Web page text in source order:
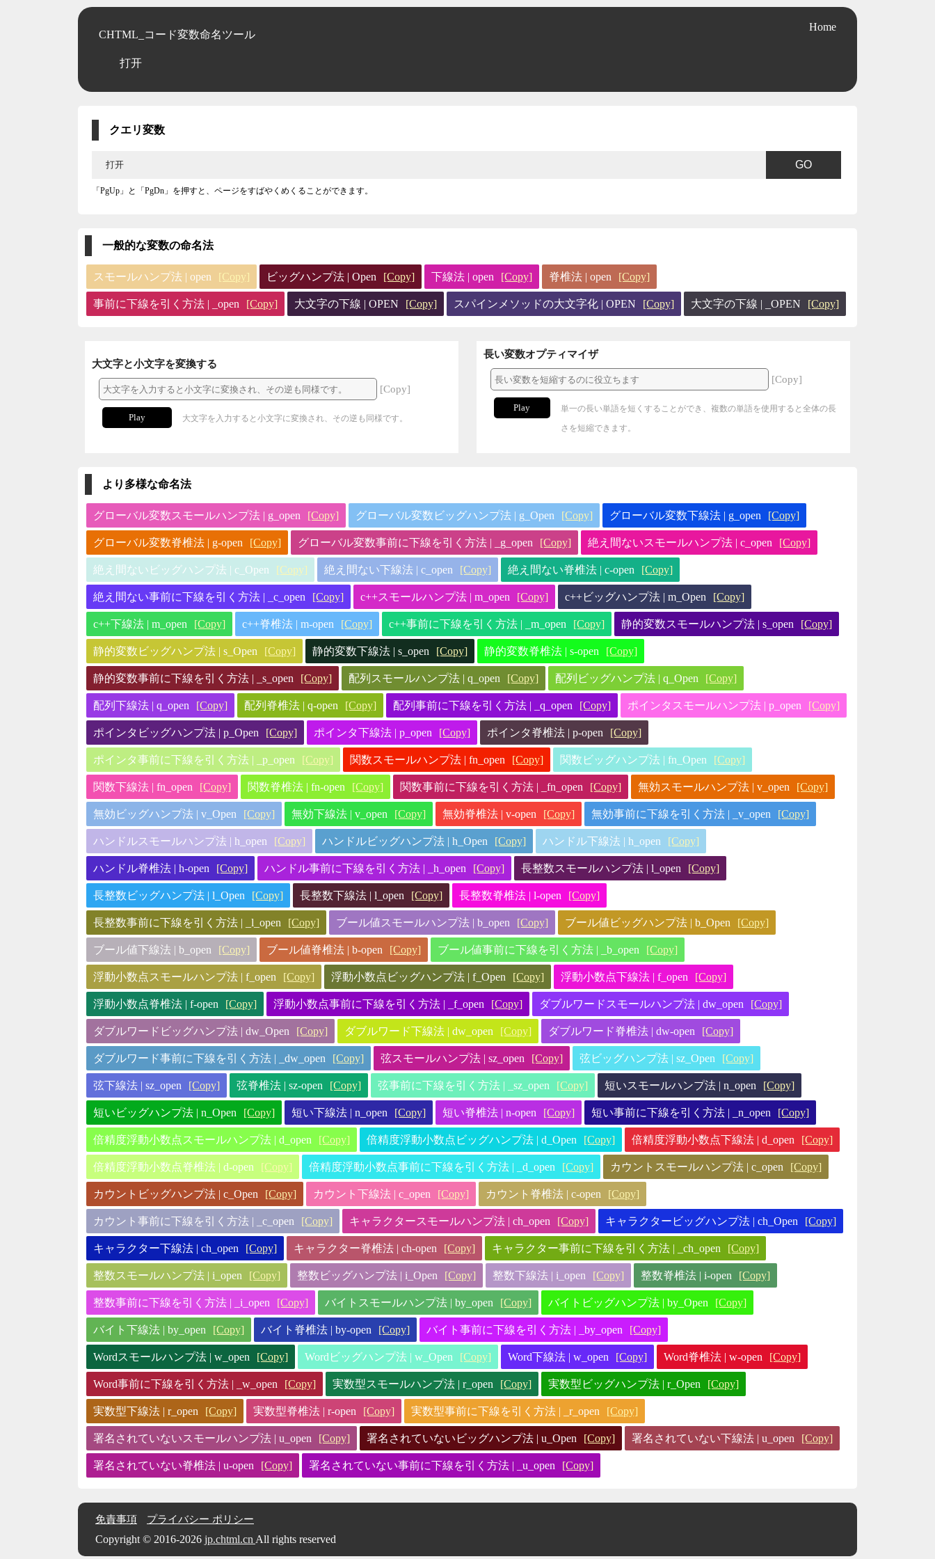
CHTML_コード変数命名ツール
打开
Home
クエリ変数
「PgUp」と「PgDn」を押すと、ページをすばやくめくることができます。
一般的な変数の命名法
スモールハンプ法 | open [Copy] ビッグハンプ法 | Open [Copy] 下線法 | open [Copy] 脊椎法 | open [Copy]
事前に下線を引く方法 | _open [Copy] 大文字の下線 | OPEN [Copy] スパインメソッドの大文字化 | OPEN [Copy] 大文字の下線 | _OPEN [Copy]
大文字と小文字を変換する
[Copy]
Play 大文字を入力すると小文字に変換され、その逆も同様です。
長い変数オプティマイザ
[Copy]
Play
単一の長い単語を短くすることができ、複数の単語を使用すると全体の長
さを短縮できます。
より多様な命名法
グローバル変数スモールハンプ法 | g_open [Copy] グローバル変数ビッグハンプ法 | g_Open [Copy] グローバル変数下線法 | g_open [Copy]
グローバル変数脊椎法 | g-open [Copy] グローバル変数事前に下線を引く方法 | _g_open [Copy] 絶え間ないスモールハンプ法 | c_open [Copy]
絶え間ないビッグハンプ法 | c_Open [Copy] 絶え間ない下線法 | c_open [Copy] 絶え間ない脊椎法 | c-open [Copy]
絶え間ない事前に下線を引く方法 | _c_open [Copy] c++スモールハンプ法 | m_open [Copy] c++ビッグハンプ法 | m_Open [Copy]
c++下線法 | m_open [Copy] c++脊椎法 | m-open [Copy] c++事前に下線を引く方法 | _m_open [Copy] 静的変数スモールハンプ法 | s_open [Copy]
静的変数ビッグハンプ法 | s_Open [Copy] 静的変数下線法 | s_open [Copy] 静的変数脊椎法 | s-open [Copy]
静的変数事前に下線を引く方法 | _s_open [Copy] 配列スモールハンプ法 | q_open [Copy] 配列ビッグハンプ法 | q_Open [Copy]
配列下線法 | q_open [Copy] 配列脊椎法 | q-open [Copy] 配列事前に下線を引く方法 | _q_open [Copy] ポインタスモールハンプ法 | p_open [Copy]
ポインタビッグハンプ法 | p_Open [Copy] ポインタ下線法 | p_open [Copy] ポインタ脊椎法 | p-open [Copy]
ポインタ事前に下線を引く方法 | _p_open [Copy] 関数スモールハンプ法 | fn_open [Copy] 関数ビッグハンプ法 | fn_Open [Copy]
関数下線法 | fn_open [Copy] 関数脊椎法 | fn-open [Copy] 関数事前に下線を引く方法 | _fn_open [Copy] 無効スモールハンプ法 | v_open [Copy]
無効ビッグハンプ法 | v_Open [Copy] 無効下線法 | v_open [Copy] 無効脊椎法 | v-open [Copy] 無効事前に下線を引く方法 | _v_open [Copy]
ハンドルスモールハンプ法 | h_open [Copy] ハンドルビッグハンプ法 | h_Open [Copy] ハンドル下線法 | h_open [Copy]
ハンドル脊椎法 | h-open [Copy] ハンドル事前に下線を引く方法 | _h_open [Copy] 長整数スモールハンプ法 | l_open [Copy]
長整数ビッグハンプ法 | l_Open [Copy] 長整数下線法 | l_open [Copy] 長整数脊椎法 | l-open [Copy]
長整数事前に下線を引く方法 | _l_open [Copy] ブール値スモールハンプ法 | b_open [Copy] ブール値ビッグハンプ法 | b_Open [Copy]
ブール値下線法 | b_open [Copy] ブール値脊椎法 | b-open [Copy] ブール値事前に下線を引く方法 | _b_open [Copy]
浮動小数点スモールハンプ法 | f_open [Copy] 浮動小数点ビッグハンプ法 | f_Open [Copy] 浮動小数点下線法 | f_open [Copy]
浮動小数点脊椎法 | f-open [Copy] 浮動小数点事前に下線を引く方法 | _f_open [Copy] ダブルワードスモールハンプ法 | dw_open [Copy]
ダブルワードビッグハンプ法 | dw_Open [Copy] ダブルワード下線法 | dw_open [Copy] ダブルワード脊椎法 | dw-open [Copy]
ダブルワード事前に下線を引く方法 | _dw_open [Copy] 弦スモールハンプ法 | sz_open [Copy] 弦ビッグハンプ法 | sz_Open [Copy]
弦下線法 | sz_open [Copy] 弦脊椎法 | sz-open [Copy] 弦事前に下線を引く方法 | _sz_open [Copy] 短いスモールハンプ法 | n_open [Copy]
短いビッグハンプ法 | n_Open [Copy] 短い下線法 | n_open [Copy] 短い脊椎法 | n-open [Copy] 短い事前に下線を引く方法 | _n_open [Copy]
倍精度浮動小数点スモールハンプ法 | d_open [Copy] 倍精度浮動小数点ビッグハンプ法 | d_Open [Copy] 倍精度浮動小数点下線法 | d_open [Copy]
倍精度浮動小数点脊椎法 | d-open [Copy] 倍精度浮動小数点事前に下線を引く方法 | _d_open [Copy] カウントスモールハンプ法 | c_open [Copy]
カウントビッグハンプ法 | c_Open [Copy] カウント下線法 | c_open [Copy] カウント脊椎法 | c-open [Copy]
カウント事前に下線を引く方法 | _c_open [Copy] キャラクタースモールハンプ法 | ch_open [Copy] キャラクタービッグハンプ法 | ch_Open [Copy]
キャラクター下線法 | ch_open [Copy] キャラクター脊椎法 | ch-open [Copy] キャラクター事前に下線を引く方法 | _ch_open [Copy]
整数スモールハンプ法 | i_open [Copy] 整数ビッグハンプ法 | i_Open [Copy] 整数下線法 | i_open [Copy] 整数脊椎法 | i-open [Copy]
整数事前に下線を引く方法 | _i_open [Copy] バイトスモールハンプ法 | by_open [Copy] バイトビッグハンプ法 | by_Open [Copy]
バイト下線法 | by_open [Copy] バイト脊椎法 | by-open [Copy] バイト事前に下線を引く方法 | _by_open [Copy]
Wordスモールハンプ法 | w_open [Copy] Wordビッグハンプ法 | w_Open [Copy] Word下線法 | w_open [Copy] Word脊椎法 | w-open [Copy]
Word事前に下線を引く方法 | _w_open [Copy] 実数型スモールハンプ法 | r_open [Copy] 実数型ビッグハンプ法 | r_Open [Copy]
実数型下線法 | r_open [Copy] 実数型脊椎法 | r-open [Copy] 実数型事前に下線を引く方法 | _r_open [Copy]
署名されていないスモールハンプ法 | u_open [Copy] 署名されていないビッグハンプ法 | u_Open [Copy] 署名されていない下線法 | u_open [Copy]
署名されていない脊椎法 | u-open [Copy] 署名されていない事前に下線を引く方法 | _u_open [Copy]
免責事項 プライバシー ポリシー
Copyright © 2016-2026 jp.chtml.cn All rights reserved